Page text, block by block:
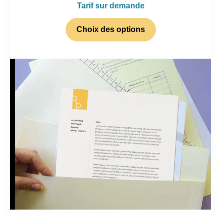
Tarif sur demande
Choix des options